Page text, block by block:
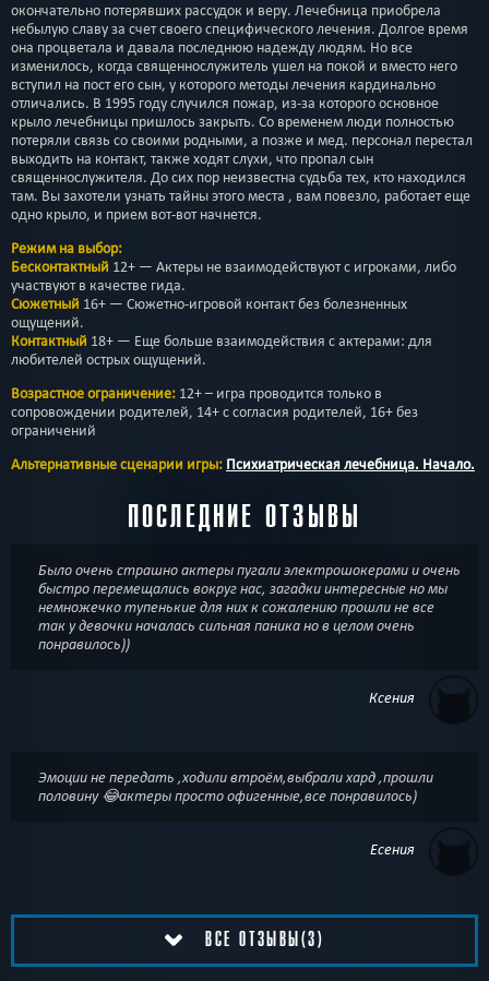
окончательно потерявших рассудок и веру. Лечебница приобрела
небылую славу за счет своего специфического лечения. Долгое время
она процветала и давала последнюю надежду людям. Но все
изменилось, когда священнослужитель ушел на покой и вместо него
вступил на пост его сын, у которого методы лечения кардинально
отличались. В 1995 году случился пожар, из-за которого основное
крыло лечебницы пришлось закрыть. Со временем люди полностью
потеряли связь со своими родными, а позже и мед. персонал перестал
выходить на контакт, также ходят слухи, что пропал сын
священнослужителя. До сих пор неизвестна судьба тех, кто находился
там. Вы захотели узнать тайны этого места , вам повезло, работает еще
одно крыло, и прием вот-вот начнется.
Режим на выбор:
Бесконтактный 12+ — Актеры не взаимодействуют с игроками, либо
участвуют в качестве гида.
Сюжетный 16+ — Сюжетно-игровой контакт без болезненных
ощущений.
Контактный 18+ — Еще больше взаимодействия с актерами: для
любителей острых ощущений.
Возрастное ограничение: 12+ – игра проводится только в
сопровождении родителей, 14+ с согласия родителей, 16+ без
ограничений
Альтернативные сценарии игры: Психиатрическая лечебница. Начало.
ПОСЛЕДНИЕ ОТЗЫВЫ
Было очень страшно актеры пугали электрошокерами и очень
быстро перемещались вокруг нас, загадки интересные но мы
немножечко тупенькие для них к сожалению прошли не все
так у девочки началась сильная паника но в целом очень
понравилось))
Ксения
Эмоции не передать ,ходили втроём,выбрали хард ,прошли
половину 😂актеры просто офигенные,все понравилось)
Есения
ВСЕ ОТЗЫВЫ(3)